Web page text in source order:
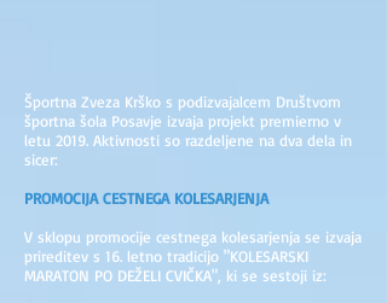
Športna Zveza Krško s podizvajalcem Društvom
športna šola Posavje izvaja projekt premierno v
letu 2019. Aktivnosti so razdeljene na dva dela in
sicer:
PROMOCIJA CESTNEGA KOLESARJENJA
V sklopu promocije cestnega kolesarjenja se izvaja
prireditev s 16. letno tradicijo "KOLESARSKI
MARATON PO DEŽELI CVIČKA", ki se sestoji iz: